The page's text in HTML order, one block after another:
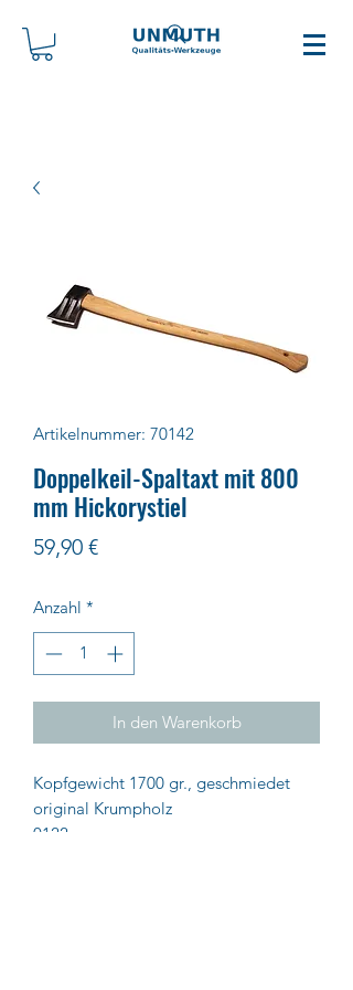
Artikelnummer: 70142
Doppelkeil-Spaltaxt mit 800
mm Hickorystiel
59,90 €Preis
Anzahl *
In den Warenkorb
Kopfgewicht 1700 gr., geschmiedet
original Krumpholz
0122